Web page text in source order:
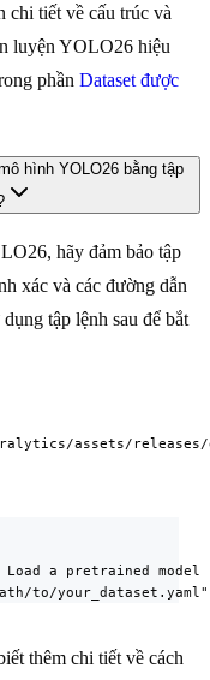
assets/releases/
chi tiết về cấu trúc và
luyện YOLO26 hiệu
phần Dataset được
hình YOLO26 bằng tập
hãy đảm bảo tập
xác và các đường dẫn
tập lệnh sau để bắt
a pretrained model
to/your_dataset.yaml",
thêm chi tiết về cách